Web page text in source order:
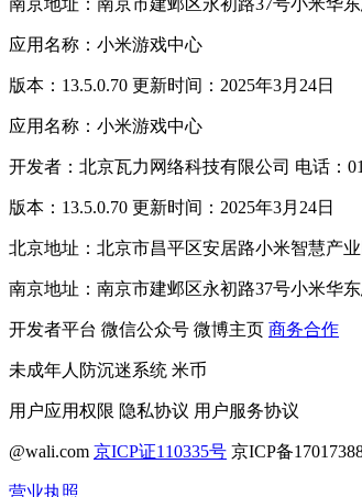
应用名称：小米游戏中心
版本：13.5.0.70 更新时间：2025年3月24日
应用名称：小米游戏中心
开发者：北京瓦力网络科技有限公司 电话：
版本：13.5.0.70 更新时间：2025年3月24日
北京地址：北京市昌平区安居路小米智慧产业
南京地址：南京市建邺区永初路37号小米华
开发者平台 微信公众号 微博主页 商务合作
未成年人防沉迷系统 米币
用户应用权限 隐私协议 用户服务协议
@wali.com 京ICP证110335号 京ICP备
营业执照